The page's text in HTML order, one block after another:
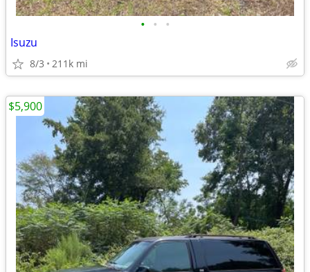
• • •
Isuzu
8/3 211k mi
$5,900